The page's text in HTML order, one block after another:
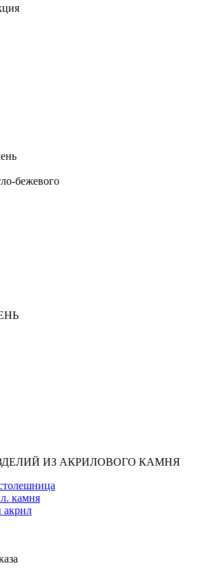
бежевого
ИЗ АКРИЛОВОГО КАМНЯ
камня
акрил